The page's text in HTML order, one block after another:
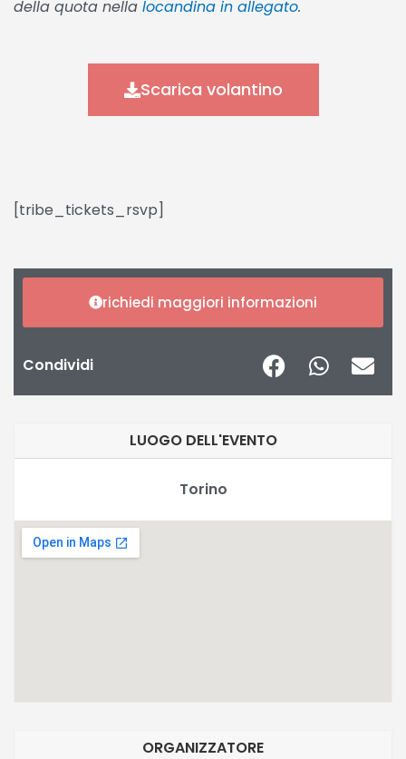
della quota nella locandina in allegato.
Scarica volantino
[tribe_tickets_rsvp]
richiedi maggiori informazioni
Condividi
LUOGO DELL'EVENTO
Torino
ORGANIZZATORE